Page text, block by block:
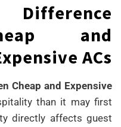
and
ACs?
Cheap and Expensive
than it may first
directly affects guest